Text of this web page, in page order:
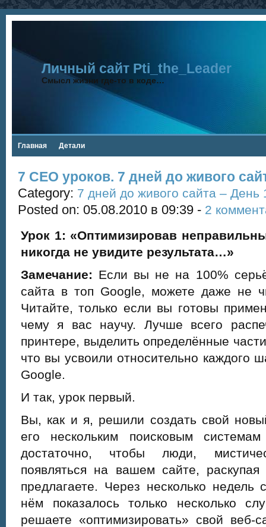
Личный сайт Pti_the_Leader
Смысл жизни где-то в коде…
Главная Детали
7 СЕО уроков. 7 дней до живого
Category: 7 дней до живого сайта – День
Posted on: 05.08.2010 в 09:39 - 2
Урок 1: «Оптимизировав
никогда не увидите результата…»
Замечание: Если вы не на 100%
сайта в топ Google, можете даже не
Читайте, только если вы готовы
чему я вас научу. Лучше всего
принтере, выделить определённые
что вы усвоили относительно каждого
Google.
И так, урок первый.
Вы, как и я, решили создать свой
его нескольким поисковым
достаточно, чтобы люди,
появляться на вашем сайте,
предлагаете. Через несколько недель
нём показалось только несколько
решаете «оптимизировать» свой веб-